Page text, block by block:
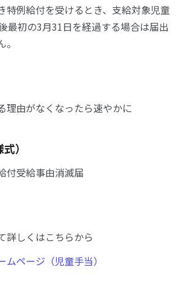
特例給付を受けるとき、支給対象児童
最初の3月31日を経過する場合は届出
理由がなくなったら速やかに
）
付受給事由消滅届
詳しくはこちらから
ページ（児童手当）